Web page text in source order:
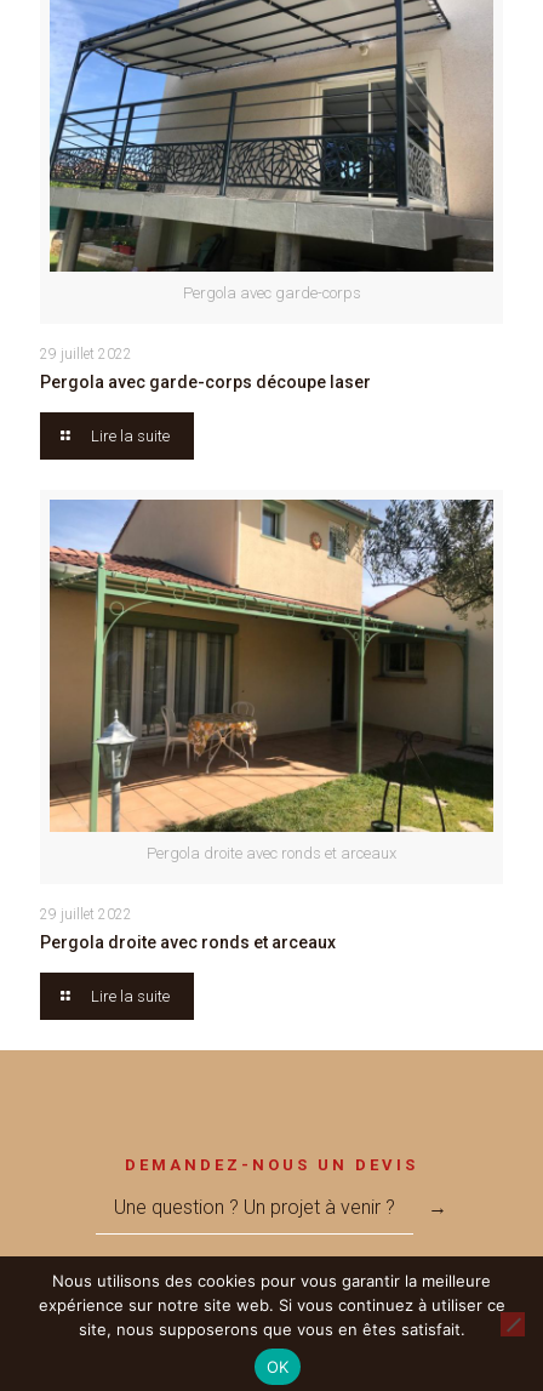
Pergola avec garde-corps
29 juillet 2022
Pergola avec garde-corps découpe laser
Lire la suite
Pergola droite avec ronds et arceaux
29 juillet 2022
Pergola droite avec ronds et arceaux
Lire la suite
DEMANDEZ-NOUS UN DEVIS
Une question ? Un projet à venir ? →
© 2017 Métallerie MEGNANT - Réalisé par
Mentions Légales |RGPD
Nous utilisons des cookies pour vous garantir la meilleure
expérience sur notre site web. Si vous continuez à utiliser ce
site, nous supposerons que vous en êtes satisfait.
OK